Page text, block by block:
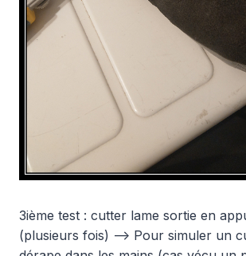
3ième test : cutter lame sortie en
(plusieurs fois) –> Pour simuler un